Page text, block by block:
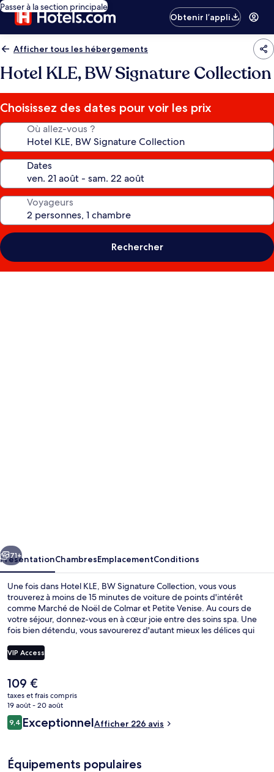
Passer à la section principale
Obtenir l’appli
Afficher tous les hébergements
Hotel KLE, BW Signature Collection
Choisissez des dates pour voir les prix
Où allez-vous ?
Dates
Voyageurs
Rechercher
Collection
Suivant
71+
PrésentationChambresEmplacementConditions
Une fois dans Hotel KLE, BW Signature Collection, vous vous
trouverez à moins de 15 minutes de voiture de points d'intérêt
comme Marché de Noël de Colmar et Petite Venise. Au cours de
votre séjour, donnez-vous en à cœur joie entre des soins spa. Une
fois bien détendu, vous savourerez d'autant mieux les délices qui
hébergement figurent un bar / salon, une salle de fitness ouverte
24 h/24, et une salle de fitness.
VIP Access
Le
prix
actuel
est
de
109 €
taxes et frais compris
19 août - 20 août
Avis
voyageurs
9,49,4 sur 10
ExceptionnelAfficher 226 avis
Équipements populaires